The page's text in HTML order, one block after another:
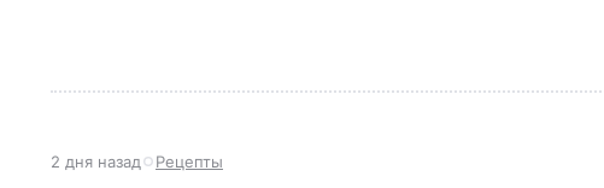
2 дня назад Рецепты